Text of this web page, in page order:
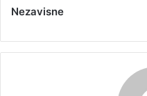
Nezavisne